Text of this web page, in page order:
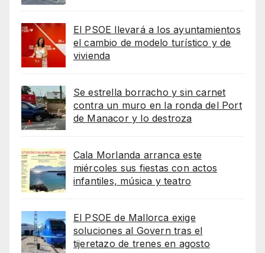
El PSOE llevará a los ayuntamientos
el cambio de modelo turístico y de
vivienda
Se estrella borracho y sin carnet
contra un muro en la ronda del Port
de Manacor y lo destroza
Cala Morlanda arranca este
miércoles sus fiestas con actos
infantiles, música y teatro
El PSOE de Mallorca exige
soluciones al Govern tras el
tijeretazo de trenes en agosto